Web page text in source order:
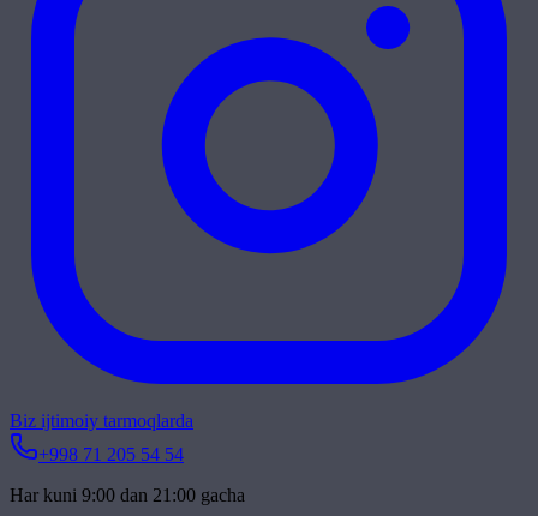
Biz ijtimoiy tarmoqlarda
+998 71 205 54 54
Har kuni 9:00 dan 21:00 gacha